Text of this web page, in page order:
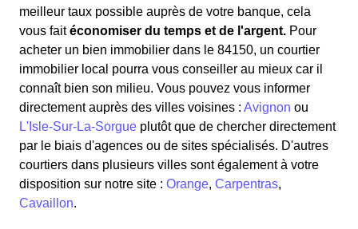
meilleur taux possible auprès de votre banque, cela
vous faitéconomiser du temps et de l'argent. Pour
acheter un bien immobilier dans le 84150, un courtier
immobilier local pourra vous conseiller au mieux car il
connaît bien son milieu. Vous pouvez vous informer
directement auprès des villes voisines : Avignon ou
L'Isle-Sur-La-Sorgue plutôt que de chercher directement
par le biais d'agences ou de sites spécialisés. D'autres
courtiers dans plusieurs villes sont également à votre
disposition sur notre site : Orange, Carpentras,
Cavaillon.